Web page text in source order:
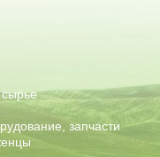
сырье
запчасти